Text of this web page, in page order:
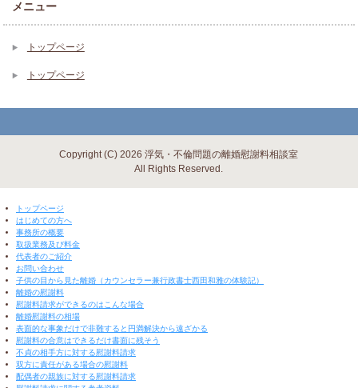
メニュー
トップページ
トップページ
Copyright (C) 2026 浮気・不倫問題の離婚慰謝料相談室
All Rights Reserved.
トップページ
はじめての方へ
事務所の概要
取扱業務及び料金
代表者のご紹介
お問い合わせ
子供の目から見た離婚（カウンセラー兼行政書士西田和雅の体験記）
離婚の慰謝料
慰謝料請求ができるのはこんな場合
離婚慰謝料の相場
表面的な事象だけで非難すると円満解決から遠ざかる
慰謝料の合意はできるだけ書面に残そう
不貞の相手方に対する慰謝料請求
双方に責任がある場合の慰謝料
配偶者の親族に対する慰謝料請求